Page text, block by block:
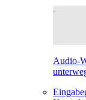
Audio-